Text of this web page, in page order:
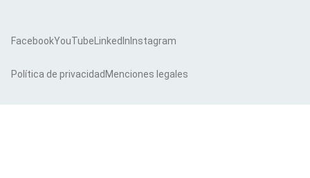
FacebookYouTubeLinkedIn Instagram
Política de privacidad Menciones legales